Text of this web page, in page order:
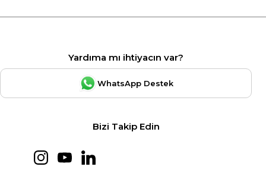
Yardıma mı ihtiyacın var?
WhatsApp Destek
Bizi Takip Edin